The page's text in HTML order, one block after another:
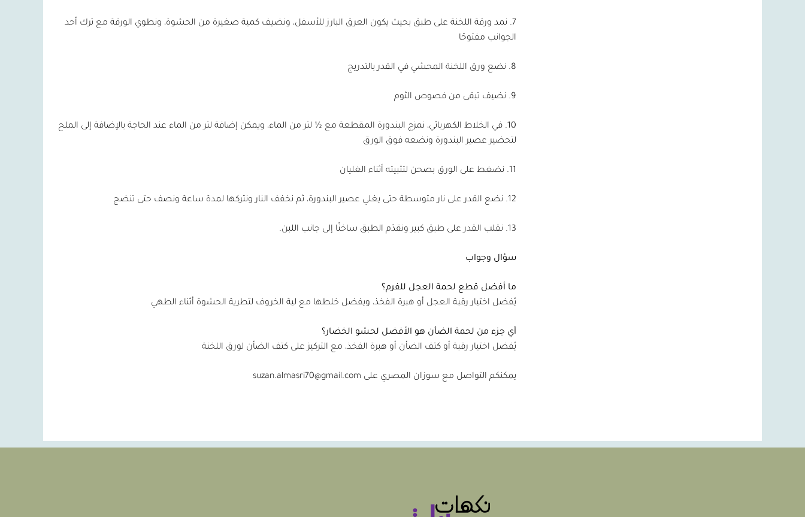
7. نمد ورقة اللخنة على طبق بحيث يكون العرق البارز للأسفل، ونضيف كمية صغيرة من الحشوة، ونطوي الورقة مع ترك أحد
الجوانب مفتوحًا
8. نضع ورق اللخنة المحشي في القدر بالتدريج
9. نضيف تبقى من فصوص الثوم
10. في الخلاط الكهربائي، نمزج البندورة المقطعة مع ½ لتر من الماء، ويمكن إضافة لتر من الماء عند الحاجة بالإضافة إلى الملح
لتحضير عصير البندورة ونضعه فوق الورق
11. نضغط على الورق بصحن لتثبيته أثناء الغليان
12. نضع القدر على نار متوسطة حتى يغلي عصير البندورة، ثم نخفف النار ونتركها لمدة ساعة ونصف حتى تنضج
13. نقلب القدر على طبق كبير ونقدّم الطبق ساخنًا إلى جانب اللبن.
سؤال وجواب
ما أفضل قطع لحمة العجل للفرم؟
يُفضل اختيار رقبة العجل أو هبرة الفخذ، ويفضل خلطها مع لية الخروف لتطرية الحشوة أثناء الطهي
أي جزء من لحمة الضأن هو الأفضل لحشو الخضار؟
يُفضل اختيار رقبة أو كتف الضأن أو هبرة الفخذ، مع التركيز على كتف الضأن لورق اللخنة
يمكنكم التواصل مع سوزان المصري على